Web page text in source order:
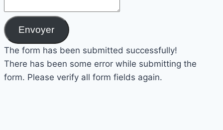
Envoyer
The form has been submitted successfully!
There has been some error while submitting the
form. Please verify all form fields again.